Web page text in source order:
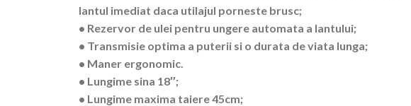
lantul imediat daca utilajul porneste brusc;
• Rezervor de ulei pentru ungere automata a lantului;
• Transmisie optima a puterii si o durata de viata lunga;
• Maner ergonomic.
• Lungime sina 18″;
• Lungime maxima taiere 45cm;